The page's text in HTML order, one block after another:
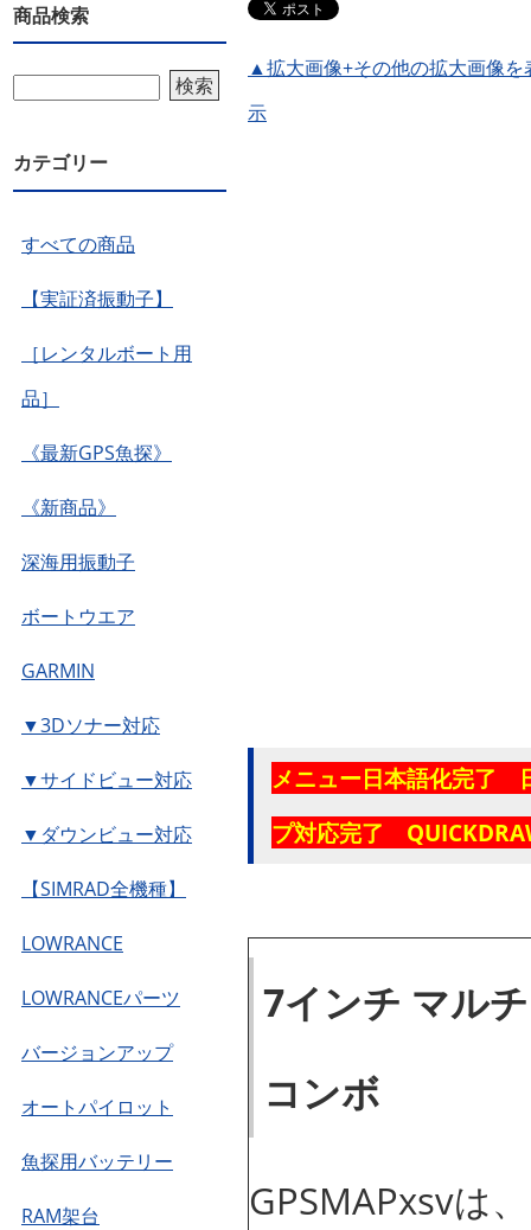
商品検索
検索
カテゴリー
すべての商品
【実証済振動子】
［レンタルボート用
品］
《最新GPS魚探》
《新商品》
深海用振動子
ボートウエア
GARMIN
▼3Dソナー対応
▼サイドビュー対応
▼ダウンビュー対応
【SIMRAD全機種】
LOWRANCE
LOWRANCEパーツ
バージョンアップ
オートパイロット
魚探用バッテリー
RAM架台
▲拡大画像+その他の拡大画像を
示
メニュー日本語化完了
プ対応完了
7インチ マル
コンボ
GPSMAPxsvは